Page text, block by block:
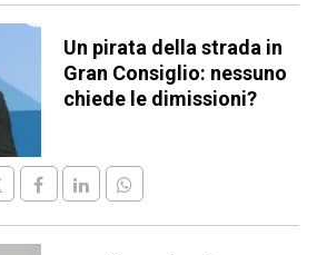
Un pirata della strada in
Gran Consiglio: nessuno
chiede le dimissioni?